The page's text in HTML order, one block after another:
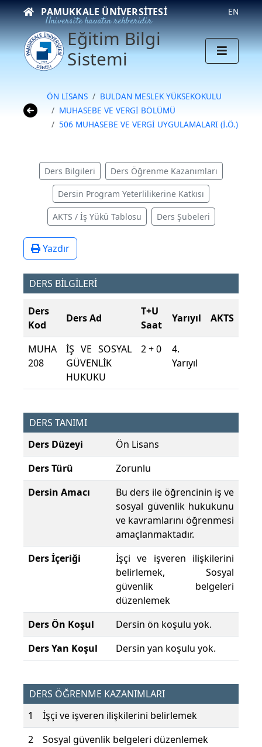
PAMUKKALE ÜNIVERSITESI
Üniversite hayatın rehberidir
EN
Eğitim Bilgi
Sistemi
ÖN LİSANS
BULDAN MESLEK YÜKSEKOKULU
MUHASEBE VE VERGİ BÖLÜMÜ
506 MUHASEBE VE VERGİ UYGULAMALARI (İ.Ö.)
Ders Bilgileri Ders Öğrenme Kazanımları
Dersin Program Yeterlilikerine Katkısı
AKTS / İş Yükü Tablosu Ders Şubeleri
Yazdır
DERS BİLGİLERİ
Ders
Kod
Ders Ad
T+U
Saat
Yarıyıl AKTS
MUHA
208
İŞ VE SOSYAL
GÜVENLİK
HUKUKU
2 + 0
4.
Yarıyıl
DERS TANIMI
Ders Düzeyi
Ön Lisans
Ders Türü
Zorunlu
Dersin Amacı
Bu ders ile öğrencinin iş ve
sosyal güvenlik hukukunu
ve kavramlarını öğrenmesi
amaçlanmaktadır.
Ders İçeriği
İşçi ve işveren ilişkilerini
belirlemek, Sosyal
güvenlik belgeleri
düzenlemek
Ders Ön Koşul
Dersin ön koşulu yok.
Ders Yan Koşul
Dersin yan koşulu yok.
DERS ÖĞRENME KAZANIMLARI
1
İşçi ve işveren ilişkilerini belirlemek
2
Sosyal güvenlik belgeleri düzenlemek